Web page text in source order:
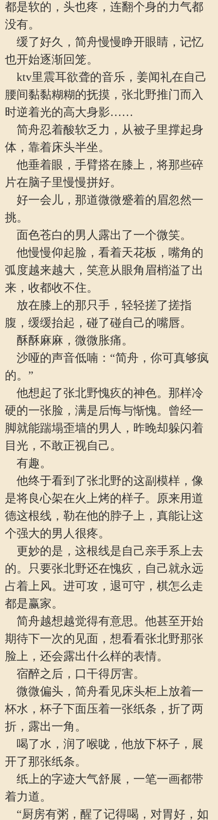
都是软的，头也疼，连翻个身的力气都
没有。
缓了好久，简舟慢慢睁开眼睛，记忆
也开始逐渐回笼。
ktv里震耳欲聋的音乐，姜闻礼在自己
腰间黏黏糊糊的抚摸，张北野推门而入
时逆着光的高大身影……
简舟忍着酸软乏力，从被子里撑起身
体，靠着床头半坐。
他垂着眼，手臂搭在膝上，将那些碎
片在脑子里慢慢拼好。
好一会儿，那道微微蹙着的眉忽然一
挑。
面色苍白的男人露出了一个微笑。
他慢慢仰起脸，看着天花板，嘴角的
弧度越来越大，笑意从眼角眉梢溢了出
来，收都收不住。
放在膝上的那只手，轻轻搓了搓指
腹，缓缓抬起，碰了碰自己的嘴唇。
酥酥麻麻，微微胀痛。
沙哑的声音低喃：“简舟，你可真够疯
的。”
他想起了张北野愧疚的神色。那样冷
硬的一张脸，满是后悔与惭愧。曾经一
脚就能踹塌歪墙的男人，昨晚却躲闪着
目光，不敢正视自己。
有趣。
他终于看到了张北野的这副模样，像
是将良心架在火上烤的样子。原来用道
德这根线，勒在他的脖子上，真能让这
个强大的男人很疼。
更妙的是，这根线是自己亲手系上去
的。只要张北野还在愧疚，自己就永远
占着上风。进可攻，退可守，棋怎么走
都是赢家。
简舟越想越觉得有意思。他甚至开始
期待下一次的见面，想看看张北野那张
脸上，还会露出什么样的表情。
宿醉之后，口干得厉害。
微微偏头，简舟看见床头柜上放着一
杯水，杯子下面压着一张纸条，折了两
折，露出一角。
喝了水，润了喉咙，他放下杯子，展
开了那张纸条。
纸上的字迹大气舒展，一笔一画都带
着力道。
“厨房有粥，醒了记得喝，对胃好，如